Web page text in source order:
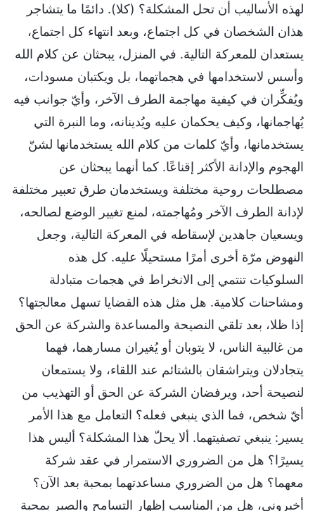
لهذه الأساليب أن تحل المشكلة؟ (كلا). دائمًا ما يتشاجر
هذان الشخصان في كل اجتماع، وبعد انتهاء كل اجتماع،
يستعدان للمعركة التالية. في المنزل، يبحثان عن كلام الله
وأسس لاستخدامها في هجماتهما، بل ويكتبان مسودات،
ويُفكِّران في كيفية مهاجمة الطرف الآخر، وأيّ جوانب فيه
يُهاجمانها، وكيف يحكمان عليه ويُدينانه، وما النبرة التي
يستخدمانها، وأيّ كلمات من كلام الله يستخدمانها لشنّ
الهجوم والإدانة الأكثر إقناعًا. كما أنهما يبحثان عن
مصطلحات روحية مختلفة ويستخدمان طرق تعبير مختلفة
لإدانة الطرف الآخر ومُهاجمته، لمنع تغيير الوضع لصالحه،
ويسعيان جاهدين لإسقاطه في المعركة التالية، وجعل
النهوض مرّة أخرى أمرًا مستحيلًا عليه. كل هذه
السلوكيات تنتمي إلى الانخراط في هجمات متبادلة
ومشاحنات كلامية. هل مثل هذه القضايا تسهل معالجتها؟
إذا ظلا، بعد تلقي النصيحة والمساعدة والشركة عن الحق
من غالبية الناس، لا يتوبان أو يُغيران مسارهما، فهما
يتجادلان ويتراشقان بالشتائم عند اللقاء، ولا يستمعان
لنصيحة أحد، ويرفضان الشركة عن الحق أو التهذيب من
أيّ شخص، فما الذي ينبغي فعله؟ التعامل مع هذا الأمر
يسير: ينبغي تصفيتهما. ألا يحلّ هذا المشكلة؟ أليس هذا
يسيرًا؟ هل من الضروري الاستمرار في عقد شركة
معهما؟ هل من الضروري مساعدتهما بمحبة بعد الآن؟
أخبروني، هل من المناسب إظهار التسامح والصبر بمحبة